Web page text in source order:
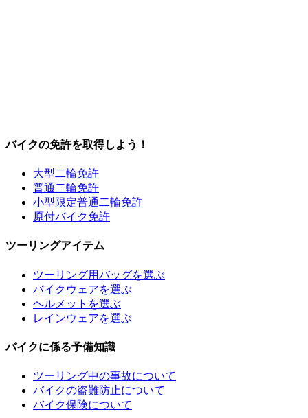
バイクの免許を取得しよう！
大型二輪免許
普通二輪免許
小型限定普通二輪免許
原付バイク免許
ツーリングアイテム
ツーリング用バッグを選ぶ
バイクウェアを選ぶ
ヘルメットを選ぶ
レインウェアを選ぶ
バイクに係る予備知識
ツーリング中の事故について
バイクの盗難防止について
バイク保険について